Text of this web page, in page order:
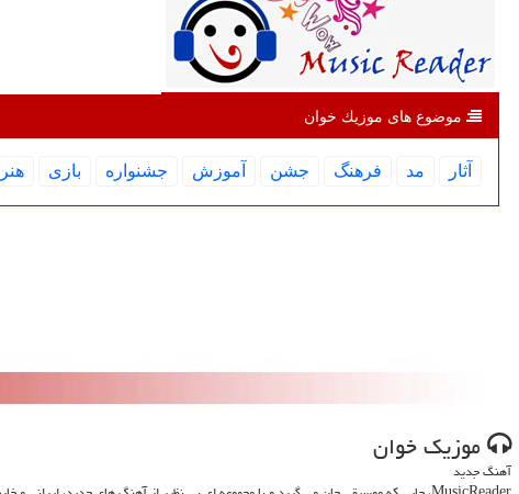
موضوع های موزیك خوان
آثار مد فرهنگ جشن آموزش جشنواره بازی هنر
موزیك خوان
آهنگ جدید